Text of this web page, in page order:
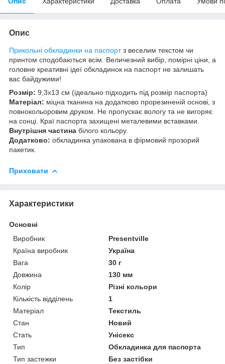
Опис
Прикольні обкладинки на паспортз веселим текстом чи
принтом сподобаються всім. Величезний вибір, помірні ціни, а
головне креативні ідеї обкладинок на паспорт не залишать
вас байдужими!
Розмір: 9,3х13 см (ідеально підходить під розмір паспорта)
Матеріал: міцна тканина на додатково прорезиненій основі, з
повнокольоровим друком. Не пропускає вологу та не вигоряє
на сонці. Краї паспорта захищені металевими вставками.
Внутрішня частина білого кольору.
Додатково: обкладинка упакована в фірмовий прозорий
пакетик.
Приховати
Характеристики
Основні
Виробник
Presentville
Країна виробник
Україна
Вага
30 г
Довжина
130 мм
Колір
Різні кольори
Кількість відділень
1
Матеріал
Текстиль
Стан
Новий
Стать
Унісекс
Тип
Обкладинка для паспорта
Тип застежки
Без застібки